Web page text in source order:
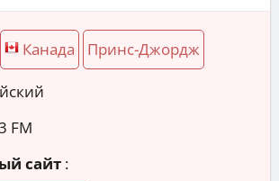
Канада Принс-Джордж
FM
сайт :